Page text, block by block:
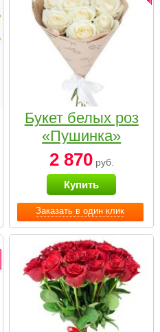
Заказать в один клик
Букет белых роз
«Пушинка»
2 870руб.
Купить